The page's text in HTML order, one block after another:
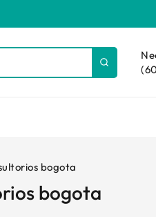
bogota
bogota